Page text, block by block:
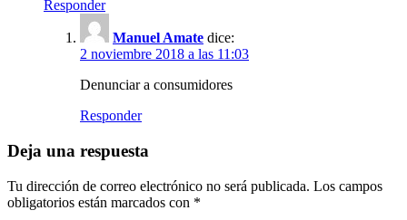
Responder
Manuel Amate dice:
2 noviembre 2018 a las 11:03
Denunciar a consumidores
Responder
Deja una respuesta
Tu dirección de correo electrónico no será publicada. Los campos
obligatorios están marcados con *